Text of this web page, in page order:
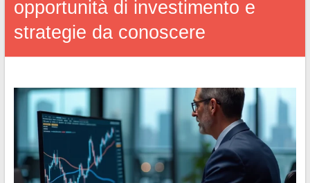
opportunità di investimento e
strategie da conoscere